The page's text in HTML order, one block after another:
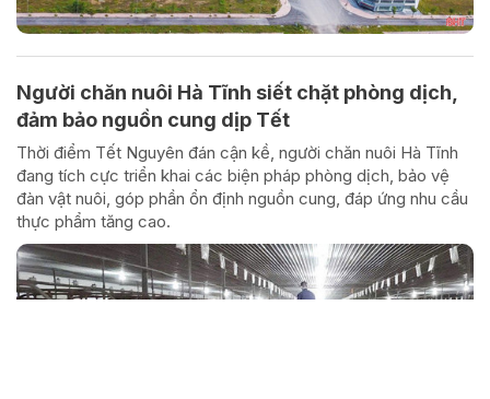
Người chăn nuôi Hà Tĩnh siết chặt phòng dịch,
đảm bảo nguồn cung dịp Tết
Thời điểm Tết Nguyên đán cận kề, người chăn nuôi Hà Tĩnh
đang tích cực triển khai các biện pháp phòng dịch, bảo vệ
đàn vật nuôi, góp phần ổn định nguồn cung, đáp ứng nhu cầu
thực phẩm tăng cao.